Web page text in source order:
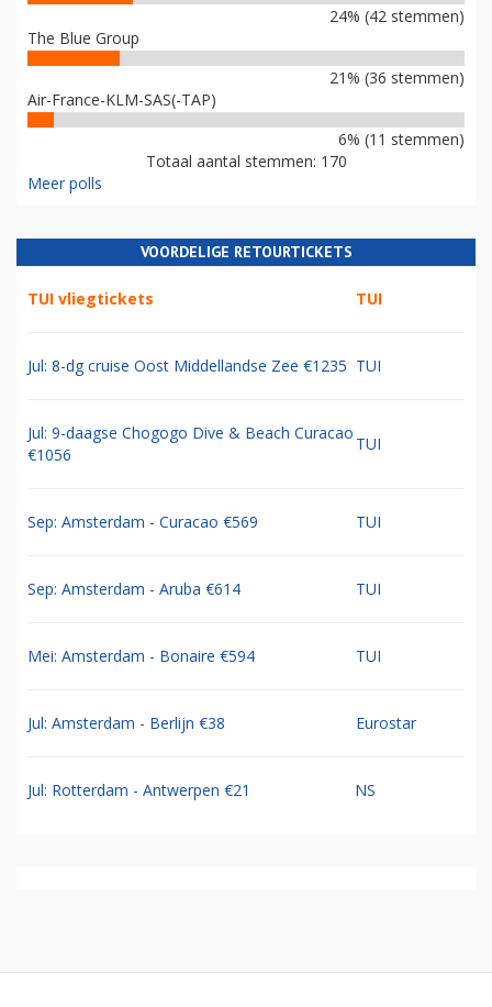
24% (42 stemmen)
The Blue Group
21% (36 stemmen)
Air-France-KLM-SAS(-TAP)
6% (11 stemmen)
Totaal aantal stemmen: 170
Meer polls
VOORDELIGE RETOURTICKETS
TUI vliegtickets TUI
Jul: 8-dg cruise Oost Middellandse Zee €1235 TUI
Jul: 9-daagse Chogogo Dive & Beach Curacao
€1056
TUI
Sep: Amsterdam - Curacao €569 TUI
Sep: Amsterdam - Aruba €614 TUI
Mei: Amsterdam - Bonaire €594 TUI
Jul: Amsterdam - Berlijn €38 Eurostar
Jul: Rotterdam - Antwerpen €21 NS